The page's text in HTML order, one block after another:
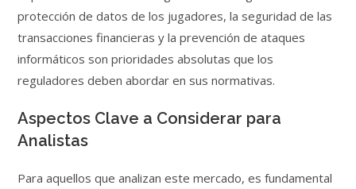
protección de datos de los jugadores, la seguridad de las
transacciones financieras y la prevención de ataques
informáticos son prioridades absolutas que los
reguladores deben abordar en sus normativas.
Aspectos Clave a Considerar para
Analistas
Para aquellos que analizan este mercado, es fundamental